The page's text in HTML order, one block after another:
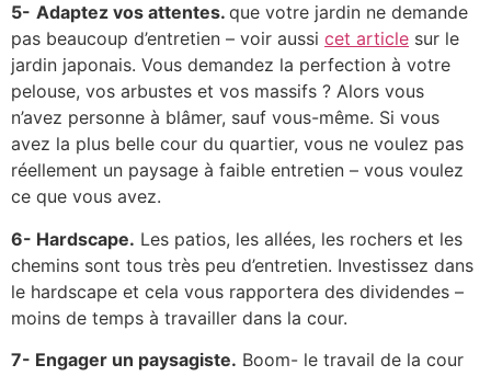
5- Adaptez vos attentes. que votre jardin ne demande
pas beaucoup d’entretien – voir aussi cet article sur le
jardin japonais. Vous demandez la perfection à votre
pelouse, vos arbustes et vos massifs ? Alors vous
n’avez personne à blâmer, sauf vous-même. Si vous
avez la plus belle cour du quartier, vous ne voulez pas
réellement un paysage à faible entretien – vous voulez
ce que vous avez.
6- Hardscape. Les patios, les allées, les rochers et les
chemins sont tous très peu d’entretien. Investissez dans
le hardscape et cela vous rapportera des dividendes –
moins de temps à travailler dans la cour.
7- Engager un paysagiste. Boom- le travail de la cour